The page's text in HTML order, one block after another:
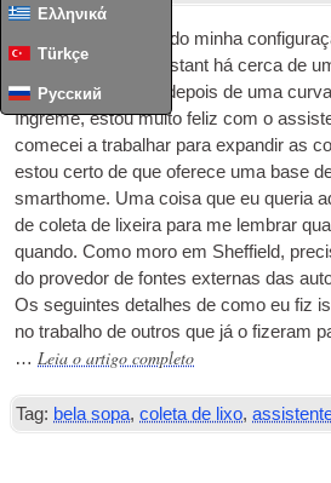
Ελληνικά
Türkçe
Русский
Venho desenvolvendo minha
base no Home Assistant há cerca de
da SmartThings) e depois de uma
íngreme, estou muito feliz com o
comecei a trabalhar para expandir as
estou certo de que oferece uma base
smarthome. Uma coisa que eu queria
de coleta de lixeira para me lembrar
quando. Como moro em Sheffield,
do provedor de fontes externas das
Os seguintes detalhes de como eu fiz
no trabalho de outros que já o fizeram
… Leia o artigo completo
Tag: bela sopa,coleta de lixo,